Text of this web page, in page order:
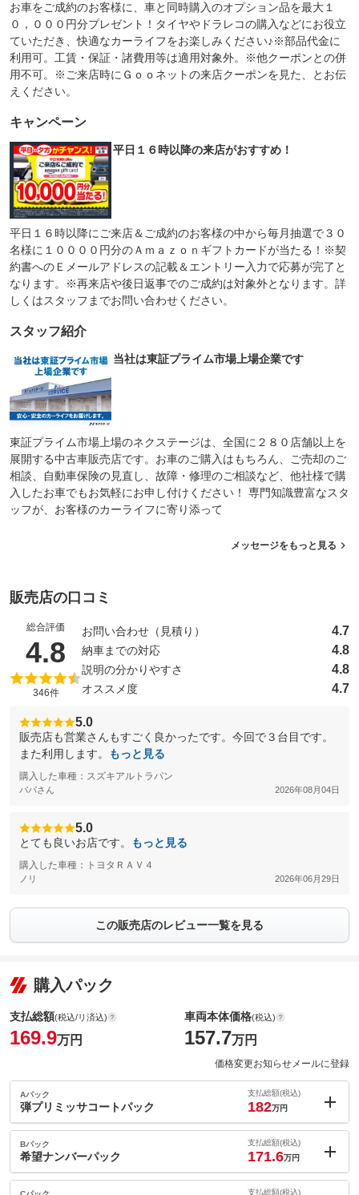
お車をご成約のお客様に、車と同時購入のオプション品を最大１
０，０００円分プレゼント！タイヤやドラレコの購入などにお役立
ていただき、快適なカーライフをお楽しみください♪※部品代金に
利用可。工賃・保証・諸費用等は適用対象外。※他クーポンとの併
用不可。※ご来店時にＧｏｏネットの来店クーポンを見た、とお伝
えください。
キャンペーン
平日１６時以降の来店がおすすめ！
平日１６時以降にご来店＆ご成約のお客様の中から毎月抽選で３０
名様に１００００円分のＡｍａｚｏｎギフトカードが当たる！※契
約書へのＥメールアドレスの記載＆エントリー入力で応募が完了と
なります。※再来店や後日返事でのご成約は対象外となります。詳
しくはスタッフまでお問い合わせください。
スタッフ紹介
当社は東証プライム市場上場企業です
東証プライム市場上場のネクステージは、全国に２８０店舗以上を
展開する中古車販売店です。お車のご購入はもちろん、ご売却のご
相談、自動車保険の見直し、故障・修理のご相談など、他社様で購
入したお車でもお気軽にお申し付けください！ 専門知識豊富なスタ
ッフが、お客様のカーライフに寄り添って
メッセージをもっと見る
販売店の口コミ
総合評価
4.8 （5点満点中）
346件
お問い合わせ（見積り） 4.7
納車までの対応 4.8
説明の分かりやすさ 4.8
オススメ度 4.7
5.0
販売店も営業さんもすごく良かったです。今回で３台目です。
また利用します。
もっと見る
購入した車種：スズキアルトラパン
パパさん 2026年08月04日
5.0
とても良いお店です。 もっと見る
購入した車種：トヨタＲＡＶ４
ノリ 2026年06月29日
この販売店のレビュー一覧を見る
購入パック
支払総額(税込/リ済込)
169.9万円
車両本体価格(税込)
157.7万円
価格変更お知らせメールに登録
Aパック
弾プリミッサコートパック
支払総額(税込)
182万円
内：オプシ
ョン価格
(税込)
車両本体価
157.7万円
Bパック
希望ナンバーパック
支払総額(税込)
171.6万円
内：オプシ
ョン価格
支払総額(税込)